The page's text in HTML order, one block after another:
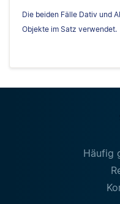
Die beiden Fälle Dativ und
Objekte im Satz verwendet.
Häufig